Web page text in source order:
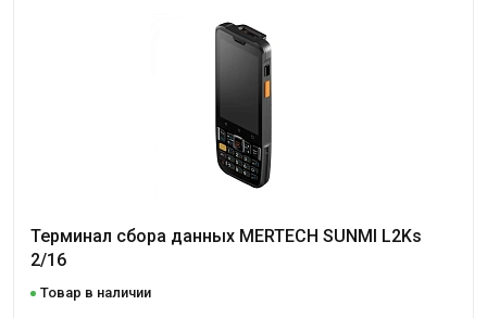
Терминал сбора данных MERTECH SUNMI L2Ks
2/16
Товар в наличии